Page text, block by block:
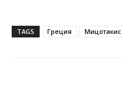
TAGS Греция Мицотакис